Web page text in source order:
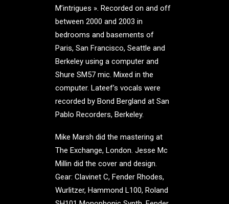
M’intrigues ». Recorded on and off
between 2000 and 2003 in
bedrooms and basements of
Paris, San Francisco, Seattle and
Berkeley using a computer and
Shure SM57 mic. Mixed in the
computer. Lateef’s vocals were
recorded by Bond Bergland at San
Pablo Recorders, Berkeley.
Mike Marsh did the mastering at
The Exchange, London. Jesse Mc
Millin did the cover and design.
Gear: Clavinet C, Fender Rhodes,
Wurlitzer, Hammond L100, Roland